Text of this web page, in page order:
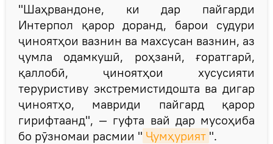
"Шаҳрвандоне, ки дар пайгарди
Интерпол қарор доранд, барои судури
ҷиноятҳои вазнин ва махсусан вазнин, аз
ҷумла одамкушӣ, роҳзанӣ, ғоратгарӣ,
қаллобӣ, ҷиноятҳои хусусияти
теруристиву экстремистидошта ва дигар
ҷиноятҳо, мавриди пайгард қарор
гирифтаанд", — гуфта вай дар мусоҳиба
бо рӯзномаи расмии " Ҷумҳурият ".